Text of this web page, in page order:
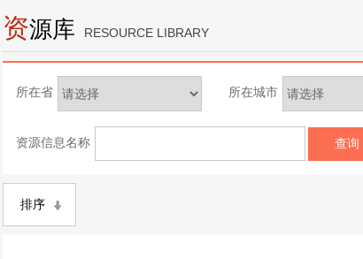
资源库 RESOURCE LIBRARY
所在省 所在城市
资源信息名称
排序